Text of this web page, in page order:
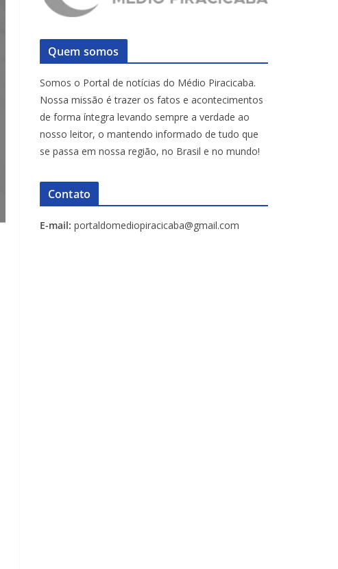
Quem somos
Somos o Portal de notícias do Médio Piracicaba.
Nossa missão é trazer os fatos e acontecimentos
de forma íntegra levando sempre a verdade ao
nosso leitor, o mantendo informado de tudo que
se passa em nossa região, no Brasil e no mundo!
Contato
E-mail: portaldomediopiracicaba@gmail.com